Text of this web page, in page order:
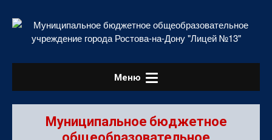
content
Меню
Муниципальное бюджетное
общеобразовательное